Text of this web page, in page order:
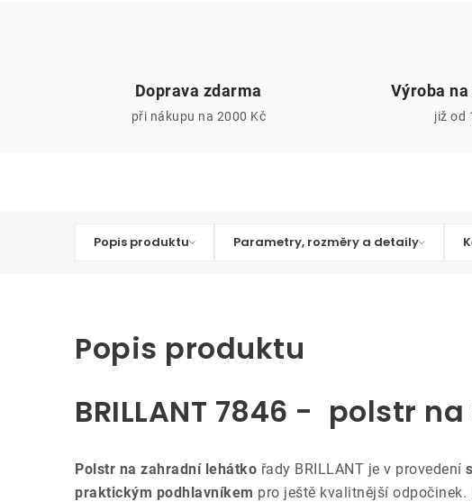
Doprava zdarma
při nákupu na 2000 Kč
Výroba
již od
Popis produktu Parametry, rozměry a detaily
Popis produktu
BRILLANT 7846 - polstr
Polstr na zahradní lehátko řady BRILLANT je v provedení
praktickým podhlavníkem pro ještě kvalitnější